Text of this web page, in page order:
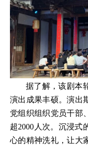
据了解，该剧本
演出成果丰硕。演出
党组织组织党员干部
超2000人次。沉浸式
心的精神洗礼，让大